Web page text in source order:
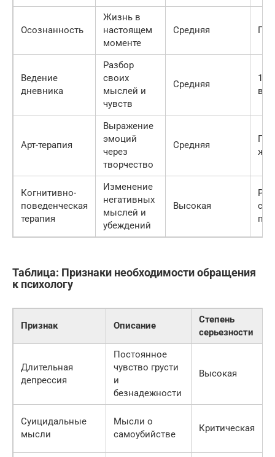
Осознанность
Жизнь в
настоящем
моменте
Средняя
Ведение
дневника
Разбор
своих
мыслей и
чувств
Средняя
15-
в
Арт-терапия
Выражение
эмоций
через
творчество
Средняя
По
Когнитивно-
поведенческая
терапия
Изменение
негативных
мыслей и
убеждений
Высокая
Таблица: Признаки необходимости обращения
к психологу
Признак Описание
Степень
серьезности
Длительная
депрессия
Постоянное
чувство грусти
и
безнадежности
Высокая
Суицидальные
мысли
Мысли о
самоубийстве
Критическая